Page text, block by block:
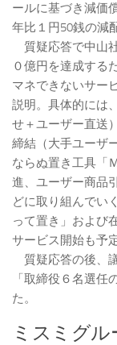
ールに基づき減価
年比１円50銭の減
質疑応答で中山
０億円を達成する
マネできないサー
説明。具体的には
せ＋ユーザー直送
締結（大手ユーザ
ならぬ置き工具「
進、ユーザー商品
どに取り組んでい
って置き」および
サービス開始も予
質疑応答の後、
「取締役６名選
た。
ミスミグル